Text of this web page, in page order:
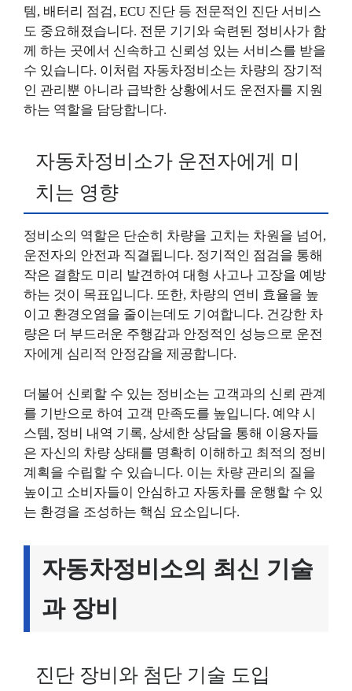
템, 배터리 점검, ECU 진단 등 전문적인 진단 서비스
도 중요해졌습니다. 전문 기기와 숙련된 정비사가 함
께 하는 곳에서 신속하고 신뢰성 있는 서비스를 받을
수 있습니다. 이처럼 자동차정비소는 차량의 장기적
인 관리뿐 아니라 급박한 상황에서도 운전자를 지원
하는 역할을 담당합니다.
자동차정비소가 운전자에게 미
치는 영향
정비소의 역할은 단순히 차량을 고치는 차원을 넘어,
운전자의 안전과 직결됩니다. 정기적인 점검을 통해
작은 결함도 미리 발견하여 대형 사고나 고장을 예방
하는 것이 목표입니다. 또한, 차량의 연비 효율을 높
이고 환경오염을 줄이는데도 기여합니다. 건강한 차
량은 더 부드러운 주행감과 안정적인 성능으로 운전
자에게 심리적 안정감을 제공합니다.
더불어 신뢰할 수 있는 정비소는 고객과의 신뢰 관계
를 기반으로 하여 고객 만족도를 높입니다. 예약 시
스템, 정비 내역 기록, 상세한 상담을 통해 이용자들
은 자신의 차량 상태를 명확히 이해하고 최적의 정비
계획을 수립할 수 있습니다. 이는 차량 관리의 질을
높이고 소비자들이 안심하고 자동차를 운행할 수 있
는 환경을 조성하는 핵심 요소입니다.
자동차정비소의 최신 기술
과 장비
진단 장비와 첨단 기술 도입